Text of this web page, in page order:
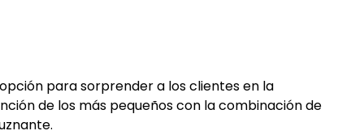
para sorprender a los clientes en la
de los más pequeños con la combinación de